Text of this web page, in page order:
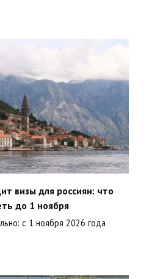
визы для россиян: что
до 1 ноября
с 1 ноября 2026 года